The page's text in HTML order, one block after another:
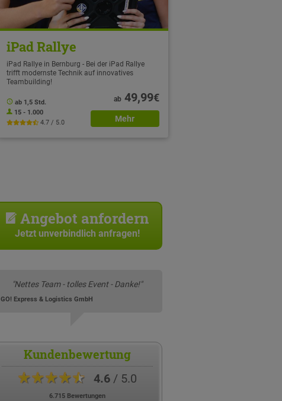
iPad Rallye
iPad Rallye in Bernburg - Bei der iPad Rallye
trifft modernste Technik auf innovatives
Teambuilding!
ab 1,5 Std.
15 - 1.000
4.7 / 5.0
ab49,99€
Mehr
Angebot anfordern
Jetzt unverbindlich anfragen!
"Nettes Team - tolles Event - Danke!"
GO! Express & Logistics GmbH
Kundenbewertung
★★★★★ 4.6/ 5.0
6.715 Bewertungen